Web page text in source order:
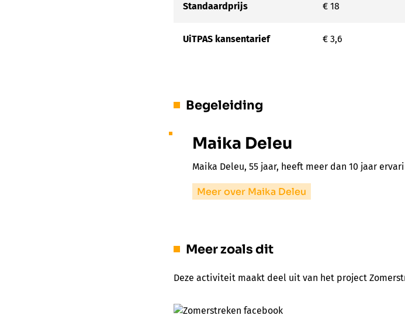
Standaardprijs € 18
UiTPAS kansentarief € 3,6
Begeleiding
Maika Deleu
Maika Deleu, 55 jaar, heeft meer dan 10 jaar
Meer over Maika Deleu
Meer zoals dit
Deze activiteit maakt deel uit van het project